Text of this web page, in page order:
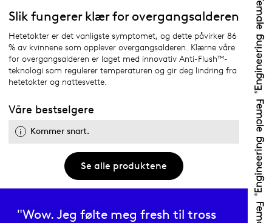
Slik fungerer klær for overgangsalderen
Hetetokter er det vanligste symptomet, og dette påvirker 86
% av kvinnene som opplever overgangsalderen. Klærne våre
for overgangsalderen er laget med innovativ Anti-Flush™-
teknologi som regulerer temperaturen og gir deg lindring fra
hetetokter og nattesvette.
Våre bestselgere
Kommer snart.
Se alle produktene
"Wow. Jeg følte meg fresh til tross